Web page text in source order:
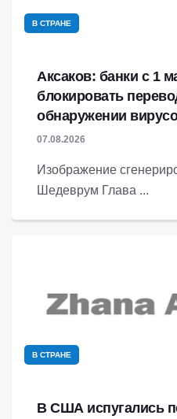
В СТРАНЕ
Аксаков: банки с 1
блокировать
обнаружении
07.08.2026
Изображение
Шедеврум Глава ...
В СТРАНЕ
В США испугались